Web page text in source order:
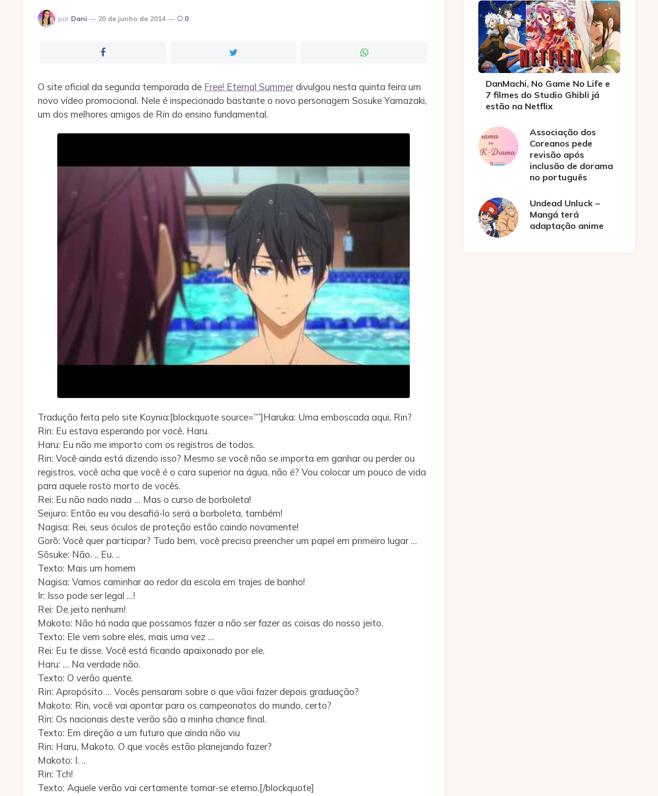
Postado
por
por Dani 20 de junho de 2014 0
O site oficial da segunda temporada de Free! Eternal Summerdivulgou nesta quinta feira um
novo vídeo promocional. Nele é inspecionado bastante o novo personagem Sosuke Yamazaki,
um dos melhores amigos de Rin do ensino fundamental.
Tradução feita pelo site Koynia:[blockquote source=””]Haruka: Uma emboscada aqui, Rin?
Rin: Eu estava esperando por você, Haru.
Haru: Eu não me importo com os registros de todos.
Rin: Você ainda está dizendo isso? Mesmo se você não se importa em ganhar ou perder ou
registros, você acha que você é o cara superior na água, não é? Vou colocar um pouco de vida
para aquele rosto morto de vocês.
Rei: Eu não nado nada … Mas o curso de borboleta!
Seijuro: Então eu vou desafiá-lo será a borboleta, também!
Nagisa: Rei, seus óculos de proteção estão caindo novamente!
Gorō: Você quer participar? Tudo bem, você precisa preencher um papel em primeiro lugar …
Sōsuke: Não. .. Eu. ..
Texto: Mais um homem
Nagisa: Vamos caminhar ao redor da escola em trajes de banho!
Ir: Isso pode ser legal …!
Rei: De jeito nenhum!
Makoto: Não há nada que possamos fazer a não ser fazer as coisas do nosso jeito.
Texto: Ele vem sobre eles, mais uma vez …
Rei: Eu te disse. Você está ficando apaixonado por ele.
Haru: … Na verdade não.
Texto: O verão quente.
Rin: Apropósito … Vocês pensaram sobre o que vãoi fazer depois graduação?
Makoto: Rin, você vai apontar para os campeonatos do mundo, certo?
Rin: Os nacionais deste verão são a minha chance final.
Texto: Em direção a um futuro que ainda não viu
Rin: Haru, Makoto. O que vocês estão planejando fazer?
Makoto: I. ..
Rin: Tch!
Texto: Aquele verão vai certamente tornar-se eterno.[/blockquote]
DanMachi, No Game No Life e
7 filmes do Studio Ghibli já
estão na Netflix
Associação dos
Coreanos pede
revisão após
inclusão de dorama
no português
Undead Unluck –
Mangá terá
adaptação anime